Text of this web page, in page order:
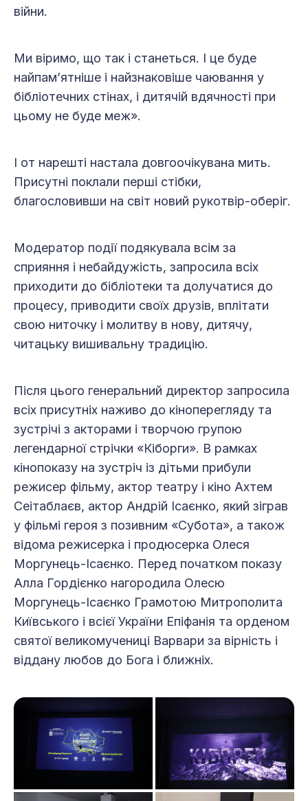
війни.
Ми віримо, що так і станеться. І це буде
найпам’ятніше і найзнаковіше чаювання у
бібліотечних стінах, і дитячій вдячності при
цьому не буде меж».
І от нарешті настала довгоочікувана мить.
Присутні поклали перші стібки,
благословивши на світ новий рукотвір-оберіг.
Модератор події подякувала всім за
сприяння і небайдужість, запросила всіх
приходити до бібліотеки та долучатися до
процесу, приводити своїх друзів, вплітати
свою ниточку і молитву в нову, дитячу,
читацьку вишивальну традицію.
Після цього генеральний директор запросила
всіх присутніх наживо до кіноперегляду та
зустрічі з акторами і творчою групою
легендарної стрічки «Кіборги». В рамках
кінопоказу на зустріч із дітьми прибули
режисер фільму, актор театру і кіно Ахтем
Сеітаблаєв, актор Андрій Ісаєнко, який зіграв
у фільмі героя з позивним «Субота», а також
відома режисерка і продюсерка Олеся
Моргунець-Ісаєнко. Перед початком показу
Алла Гордієнко нагородила Олесю
Моргунець-Ісаєнко Грамотою Митрополита
Київського і всієї України Епіфанія та орденом
святої великомучениці Варвари за вірність і
віддану любов до Бога і ближніх.